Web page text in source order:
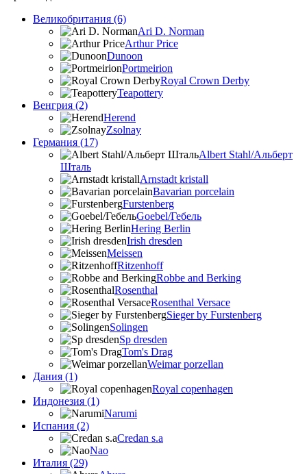
Великобритания (6)
Ari D. Norman
Arthur Price
Dunoon
Portmeirion
Royal Crown Derby
Teapottery
Венгрия (2)
Herend
Zsolnay
Германия (17)
Albert Stahl/Альбеpт
Шталь
Arnstadt kristall
Bavarian porcelain
Furstenberg
Goebel/Гебель
Hering Berlin
Irish dresden
Meissen
Ritzenhoff
Robbe and Berking
Rosenthal
Rosenthal Versace
Sieger by Furstenberg
Solingen
Sp dresden
Tom's Drag
Weimar porzellan
Дания (1)
Royal copenhagen
Индонезия (1)
Narumi
Испания (2)
Credan s.a
Nao
Италия (29)